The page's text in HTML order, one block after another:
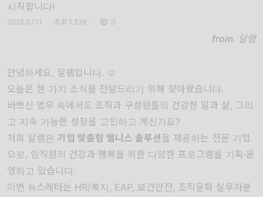
시작합니다!
2025.07.11 조회 1.33K 0
from. 달램
안녕하세요, 달램입니다. ☺️
오늘은 한 가지 소식을 전달드리기 위해 찾아왔습니다.
바쁘신 업무 속에서도 조직과 구성원들의 건강한 일과 삶, 그리
고 지속 가능한 성장을 고민하고 계신가요?
저희 달램은 기업 맞춤형 웰니스 솔루션을 제공하는 전문 기업
으로, 임직원의 건강과 행복을 위한 다양한 프로그램을 기획·운
영하고 있습니다.
이번 뉴스레터는 HR/복지, EAP, 보건안전, 조직문화 실무자분